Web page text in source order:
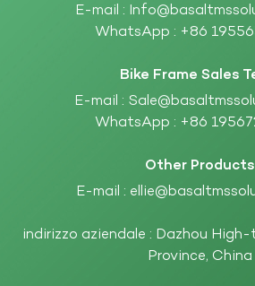
E-mail :
WhatsApp : +86
Bike Frame Sales
E-mail :
WhatsApp : +86
Other Products
E-mail :
indirizzo aziendale : Dazhou
Province, China